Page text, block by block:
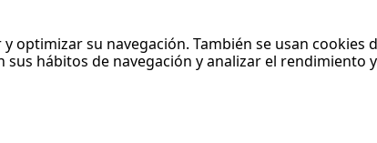
optimizar su navegación. También se usan
hábitos de navegación y analizar el rendimiento